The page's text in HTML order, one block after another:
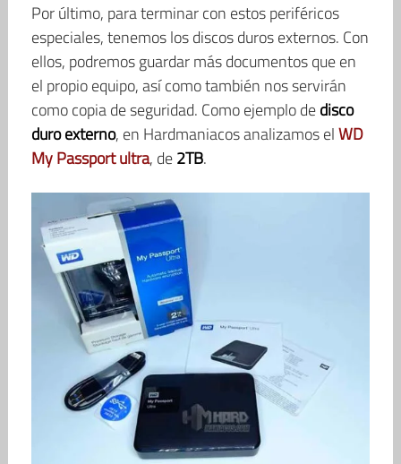
Por último, para terminar con estos periféricos
especiales, tenemos los discos duros externos. Con
ellos, podremos guardar más documentos que en
el propio equipo, así como también nos servirán
como copia de seguridad. Como ejemplo dedisco
duro externo, en Hardmaniacos analizamos elWD
My Passport ultra, de2TB.